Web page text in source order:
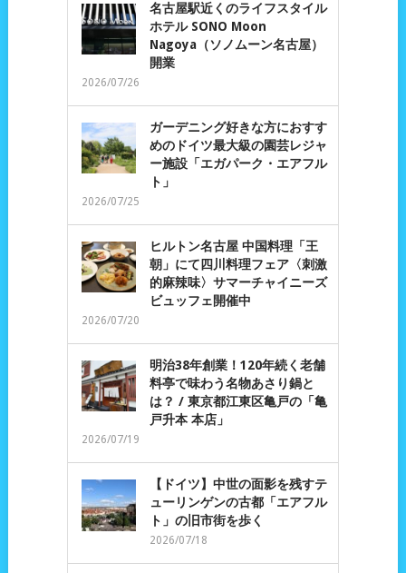
名古屋駅近くのライフスタイル
ホテル SONO Moon
Nagoya（ソノムーン名古屋）
開業
2026/07/26
ガーデニング好きな方におすす
めのドイツ最大級の園芸レジャ
ー施設「エガパーク・エアフル
ト」
2026/07/25
ヒルトン名古屋 中国料理「王
朝」にて四川料理フェア〈刺激
的麻辣味〉サマーチャイニーズ
ビュッフェ開催中
2026/07/20
明治38年創業！120年続く老舗
料亭で味わう名物あさり鍋と
は？ / 東京都江東区亀戸の「亀
戸升本 本店」
2026/07/19
【ドイツ】中世の面影を残すテ
ューリンゲンの古都「エアフル
ト」の旧市街を歩く
2026/07/18